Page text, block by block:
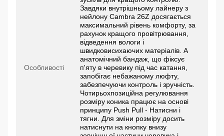
Особливості
Завдяки внутрішньому лайнеру з
нейлону Cambra 26Z досягається
максимальний рівень комфорту, за
рахунок кращого провітрювання,
відведення вологи і
швидковисихаючих матеріалів. А
анатомічний бандаж, що фіксує
п'яту в черевику під час катання,
запобігає небажаному люфту,
забезпечуючи контроль і зручність.
Чотирьохпозиційна регулювання
розміру коника працює на основі
принципу Push Pull - Натисни і
тягни. Для зміни розміру досить
натиснути на кнопку внизу